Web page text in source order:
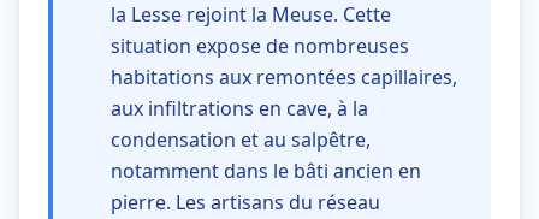
la Lesse rejoint la Meuse. Cette
situation expose de nombreuses
habitations aux remontées capillaires,
aux infiltrations en cave, à la
condensation et au salpêtre,
notamment dans le bâti ancien en
pierre. Les artisans du réseau